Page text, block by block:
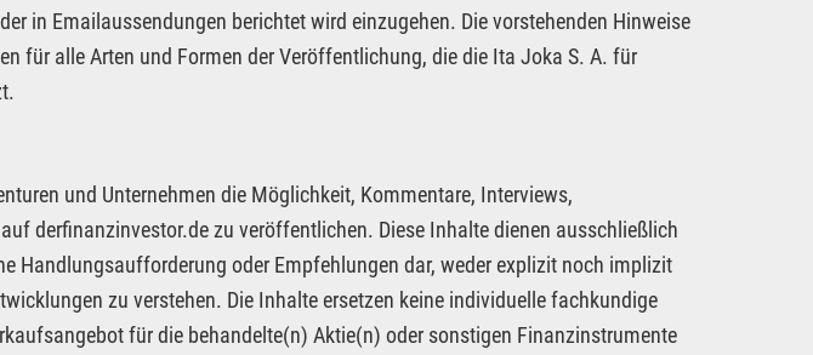
in Emailaussendungen berichtet wird einzugehen. Die vorstehenden Hinweise
für alle Arten und Formen der Veröffentlichung, die die Ita Joka S. A. für
und Unternehmen die Möglichkeit, Kommentare, Interviews,
derfinanzinvestor.de zu veröffentlichen. Diese Inhalte dienen ausschließlich
Handlungsaufforderung oder Empfehlungen dar, weder explizit noch implizit
zu verstehen. Die Inhalte ersetzen keine individuelle fachkundige
für die behandelte(n) Aktie(n) oder sonstigen Finanzinstrumente